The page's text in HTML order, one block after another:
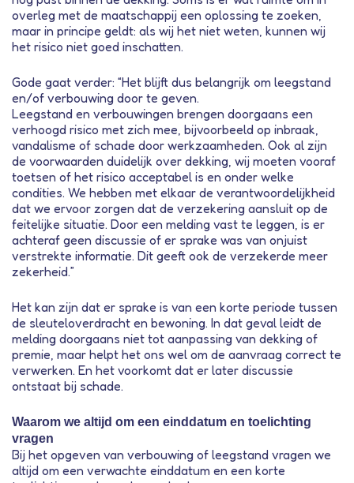
overleg met de maatschappij een oplossing te zoeken,
maar in principe geldt: als wij het niet weten, kunnen wij
het risico niet goed inschatten.
Gode gaat verder: “Het blijft dus belangrijk om leegstand
en/of verbouwing door te geven.
Leegstand en verbouwingen brengen doorgaans een
verhoogd risico met zich mee, bijvoorbeeld op inbraak,
vandalisme of schade door werkzaamheden. Ook al zijn
de voorwaarden duidelijk over dekking, wij moeten vooraf
toetsen of het risico acceptabel is en onder welke
condities. We hebben met elkaar de verantwoordelijkheid
dat we ervoor zorgen dat de verzekering aansluit op de
feitelijke situatie. Door een melding vast te leggen, is er
achteraf geen discussie of er sprake was van onjuist
verstrekte informatie. Dit geeft ook de verzekerde meer
zekerheid.”
Het kan zijn dat er sprake is van een korte periode tussen
de sleuteloverdracht en bewoning. In dat geval leidt de
melding doorgaans niet tot aanpassing van dekking of
premie, maar helpt het ons wel om de aanvraag correct te
verwerken. En het voorkomt dat er later discussie
ontstaat bij schade.
Waarom we altijd om een einddatum en toelichting
vragen
Bij het opgeven van verbouwing of leegstand vragen we
altijd om een verwachte einddatum en een korte